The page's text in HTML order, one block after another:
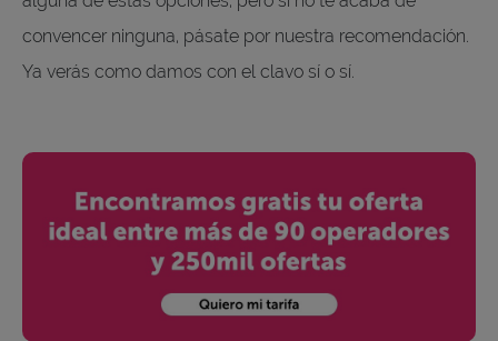
convencer ninguna, pásate por nuestra recomendación.
Ya verás como damos con el clavo sí o sí.